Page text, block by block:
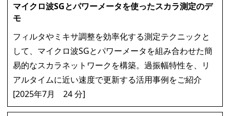
マイクロ波SGとパワーメータを使ったスカラ測定のデ
モ
フィルタやミキサ調整を効率化する測定テクニックと
して、マイクロ波SGとパワーメータを組み合わせた簡
易的なスカラネットワークを構築。過振幅特性を、リ
アルタイムに近い速度で更新する活用事例をご紹介
[2025年7月24 分]